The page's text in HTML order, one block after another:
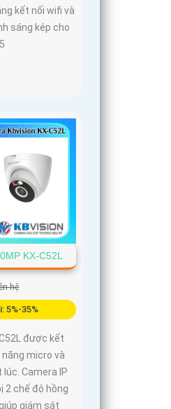
kết nối wifi và
sáng kép cho
KX-C52L
hệ
5%-35%
được kết
năng micro và
lúc. Camera IP
2 chế độ hồng
giám sát